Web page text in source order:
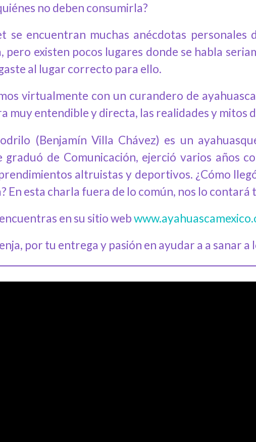
no deben consumirla?
se encuentran muchas anécdotas personales
pero existen pocos lugares donde se habla
al lugar correcto para ello.
virtualmente con un curandero de
muy entendible y directa, las realidades y mitos
(Benjamín Villa Chávez) es un
graduó de Comunicación, ejerció varios años
altruistas y deportivos. ¿Cómo
En esta charla fuera de lo común, nos lo contará
en su sitio web
por tu entrega y pasión en ayudar a a sanar a